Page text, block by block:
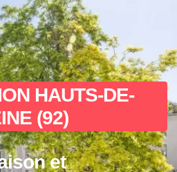
HAUTS-DE-
(92)
et